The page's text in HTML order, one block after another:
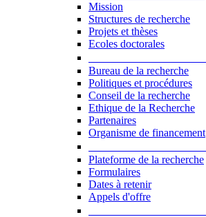
Mission
Structures de recherche
Projets et thèses
Ecoles doctorales
Bureau de la recherche
Politiques et procédures
Conseil de la recherche
Ethique de la Recherche
Partenaires
Organisme de financement
Plateforme de la recherche
Formulaires
Dates à retenir
Appels d'offre